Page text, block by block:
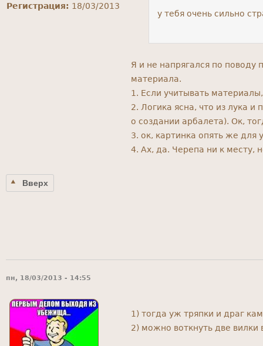
Регистрация: 18/03/2013
у тебя очень сильно
Я и не напрягался по
материала.
1. Если учитывать
2. Логика ясна, что из лука
о создании арбалета). Ок,
3. ок, картинка опять же для
4. Ах, да. Черепа ни к месту,
Вверх
пн, 18/03/2013 - 14:55
1) тогда уж тряпки и драг
2) можно воткнуть две вилки